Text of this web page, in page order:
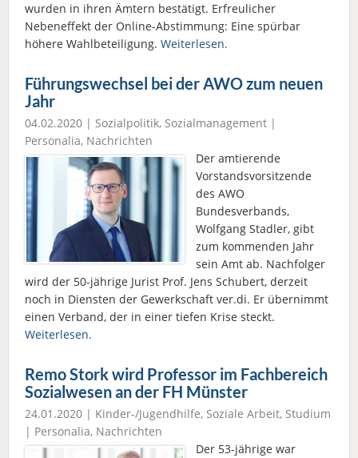
wurden in ihren Ämtern bestätigt. Erfreulicher
Nebeneffekt der Online-Abstimmung: Eine spürbar
höhere Wahlbeteiligung. Weiterlesen.
Führungswechsel bei der AWO zum neuen
Jahr
04.02.2020 | Sozialpolitik, Sozialmanagement |
Personalia, Nachrichten
Der amtierende
Vorstandsvorsitzende
des AWO
Bundesverbands,
Wolfgang Stadler, gibt
zum kommenden Jahr
sein Amt ab. Nachfolger
wird der 50-jährige Jurist Prof. Jens Schubert, derzeit
noch in Diensten der Gewerkschaft ver.di. Er übernimmt
einen Verband, der in einer tiefen Krise steckt.
Weiterlesen.
Remo Stork wird Professor im Fachbereich
Sozialwesen an der FH Münster
24.01.2020 | Kinder-/Jugendhilfe, Soziale Arbeit, Studium
| Personalia, Nachrichten
Der 53-jährige war